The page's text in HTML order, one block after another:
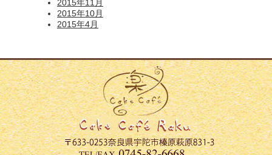
2015年11月
2015年10月
2015年4月